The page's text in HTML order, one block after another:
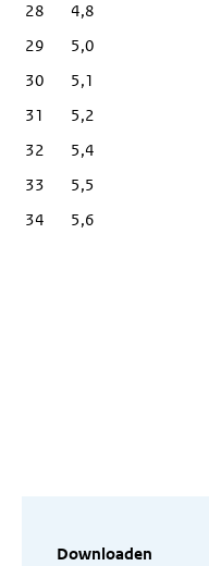
Downloaden
28
4,8
29
5,0
30
5,1
31
5,2
32
5,4
33
5,5
34
5,6